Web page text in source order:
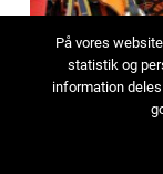
Utforska
På vores
statistik og
information